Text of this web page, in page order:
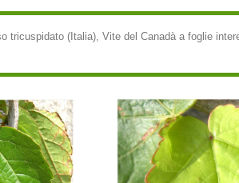
tricuspidato (Italia), Vite del Canadà a foglie